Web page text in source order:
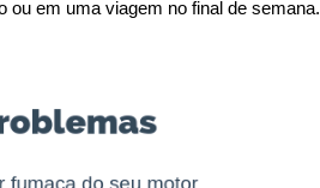
ou em uma viagem no final de semana.